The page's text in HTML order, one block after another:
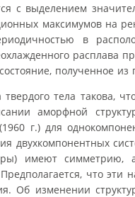
с выделением
максимумов на
в
расплава
полученное из
тела такова,
аморфной
г.) для
двухкомпонентных
имеют симметрию,
что эти
Об изменении